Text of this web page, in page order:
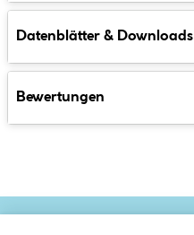
Datenblätter & Downloads
Bewertungen